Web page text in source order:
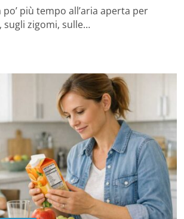
più tempo all’aria aperta per
sugli zigomi, sulle…